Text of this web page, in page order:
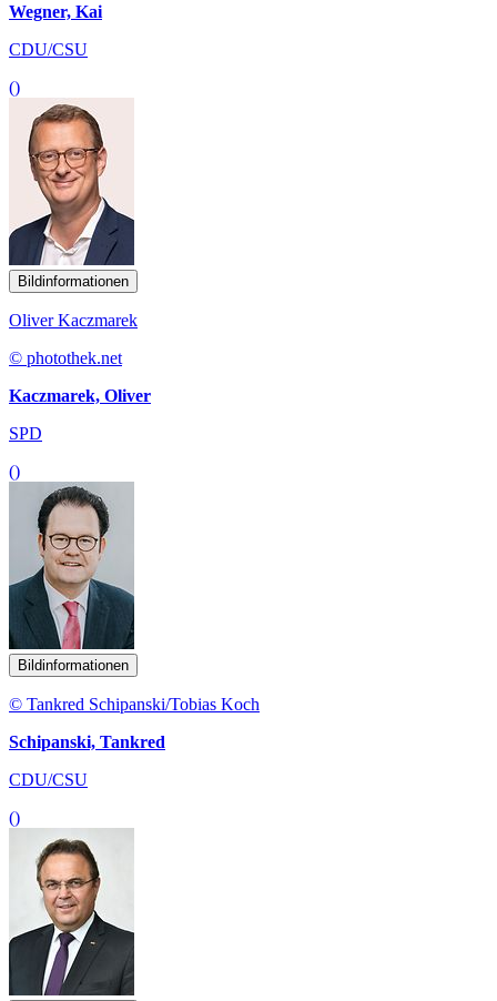
Wegner, Kai
CDU/CSU
()
Bildinformationen
Oliver Kaczmarek
© photothek.net
Kaczmarek, Oliver
SPD
()
Bildinformationen
© Tankred Schipanski/Tobias Koch
Schipanski, Tankred
CDU/CSU
()